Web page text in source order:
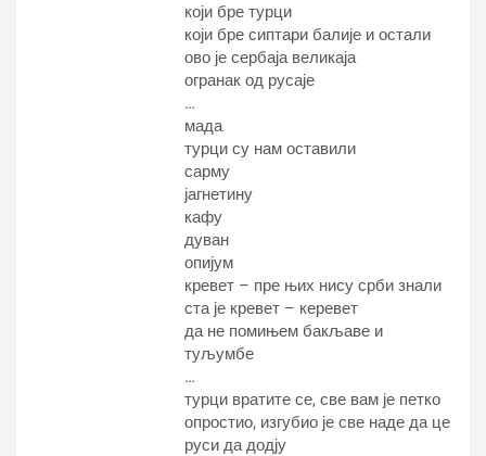
који бре турци
који бре сиптари балије и остали
ово је сербаја великаја
огранак од русаје
…
мада
турци су нам оставили
сарму
јагнетину
кафу
дуван
опијум
кревет – пре њих нису срби знали
ста је кревет – керевет
да не помињем бакљаве и
туљумбе
…
турци вратите се, све вам је петко
опростио, изгубио је све наде да це
руси да додју